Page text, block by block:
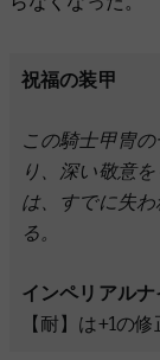
祝福の装甲
この騎士甲冑
り、深い敬意
は、すでに失
る。
インペリアル
【耐】は+1の